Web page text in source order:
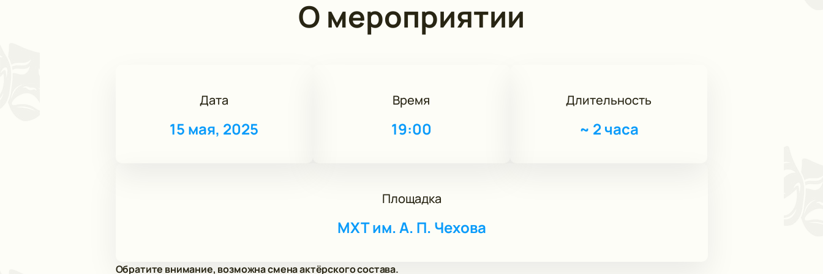
О мероприятии
Дата
15 мая, 2025
Время
19:00
Длительность
~ 2 часа
Площадка
МХТ им. А. П. Чехова
Обратите внимание, возможна смена актёрского состава.